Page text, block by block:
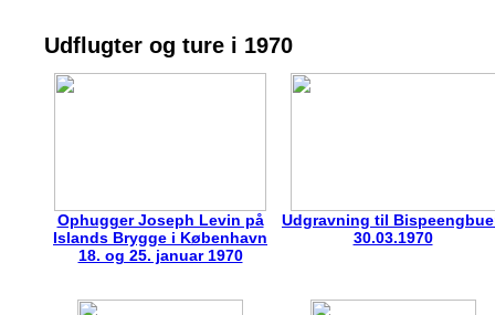
Udflugter og ture i 1970
Ophugger Joseph Levin på
Islands Brygge i København
18. og 25. januar 1970
Udgravning til
30.03.1970